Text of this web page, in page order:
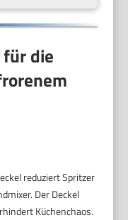
die
reduziert Spritzer
Der Deckel
Küchenchaos.